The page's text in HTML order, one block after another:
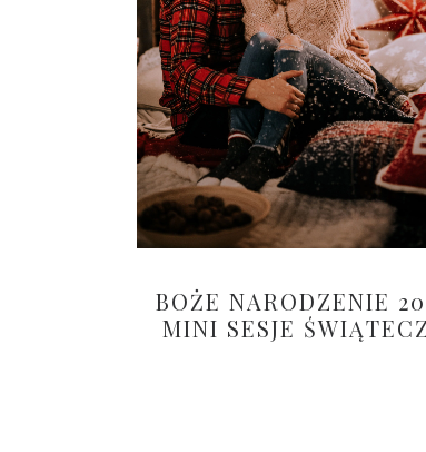
BOŻE NARODZENIE
MINI SESJE